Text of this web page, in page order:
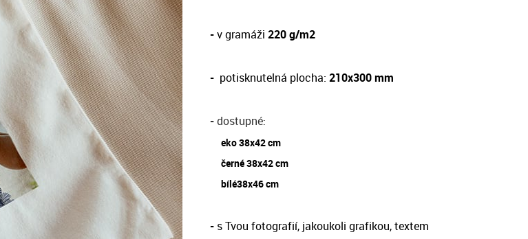
-v gramáži 220 g/m2
- potisknutelná plocha: 210x300 mm
-dostupné:
eko 38x42 cm
černé 38x42 cm
bílé38x46 cm
-s Tvou fotografií, jakoukoli grafikou, textem